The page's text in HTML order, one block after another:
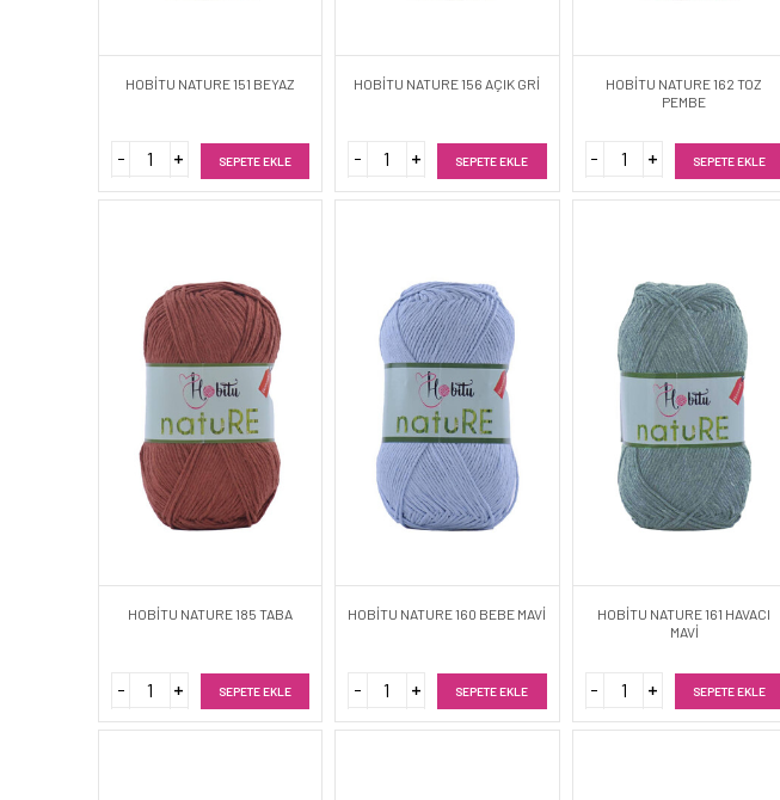
HOBİTU NATURE 151 BEYAZ
SEPETE EKLE
HOBİTU NATURE 156 AÇIK GRİ
SEPETE EKLE
HOBİTU NATURE 162 TOZ
PEMBE
SEPETE EKLE
HOBİTU NATURE 185 TABA
SEPETE EKLE
HOBİTU NATURE 160 BEBE MAVİ
SEPETE EKLE
HOBİTU NATURE 161 HAVACI
MAVİ
SEPETE EKLE